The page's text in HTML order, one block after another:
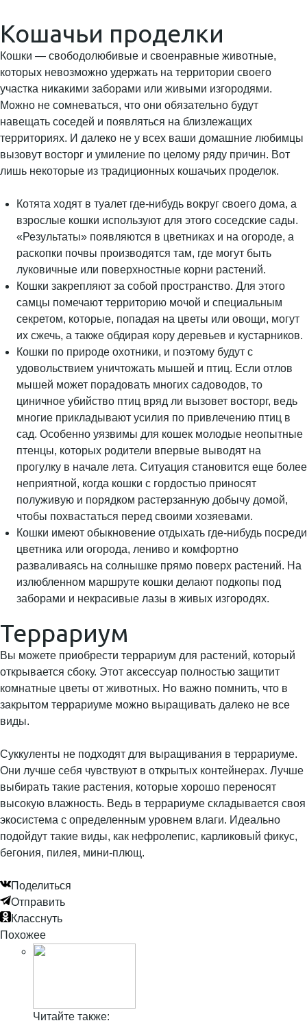
Кошачьи проделки
Кошки — свободолюбивые и своенравные животные,
которых невозможно удержать на территории своего
участка никакими заборами или живыми изгородями.
Можно не сомневаться, что они обязательно будут
навещать соседей и появляться на близлежащих
территориях. И далеко не у всех ваши домашние любимцы
вызовут восторг и умиление по целому ряду причин. Вот
лишь некоторые из традиционных кошачьих проделок.
Котята ходят в туалет где-нибудь вокруг своего дома, а
взрослые кошки используют для этого соседские сады.
«Результаты» появляются в цветниках и на огороде, а
раскопки почвы производятся там, где могут быть
луковичные или поверхностные корни растений.
Кошки закрепляют за собой пространство. Для этого
самцы помечают территорию мочой и специальным
секретом, которые, попадая на цветы или овощи, могут
их сжечь, а также обдирая кору деревьев и кустарников.
Кошки по природе охотники, и поэтому будут с
удовольствием уничтожать мышей и птиц. Если отлов
мышей может порадовать многих садоводов, то
циничное убийство птиц вряд ли вызовет восторг, ведь
многие прикладывают усилия по привлечению птиц в
сад. Особенно уязвимы для кошек молодые неопытные
птенцы, которых родители впервые выводят на
прогулку в начале лета. Ситуация становится еще более
неприятной, когда кошки с гордостью приносят
полуживую и порядком растерзанную добычу домой,
чтобы похвастаться перед своими хозяевами.
Кошки имеют обыкновение отдыхать где-нибудь посреди
цветника или огорода, лениво и комфортно
разваливаясь на солнышке прямо поверх растений. На
излюбленном маршруте кошки делают подкопы под
заборами и некрасивые лазы в живых изгородях.
Террариум
Вы можете приобрести террариум для растений, который
открывается сбоку. Этот аксессуар полностью защитит
комнатные цветы от животных. Но важно помнить, что в
закрытом террариуме можно выращивать далеко не все
виды.
Суккуленты не подходят для выращивания в террариуме.
Они лучше себя чувствуют в открытых контейнерах. Лучше
выбирать такие растения, которые хорошо переносят
высокую влажность. Ведь в террариуме складывается своя
экосистема с определенным уровнем влаги. Идеально
подойдут такие виды, как нефролепис, карликовый фикус,
бегония, пилея, мини-плющ.
Поделиться
Отправить
Класснуть
Похожее
Читайте также: